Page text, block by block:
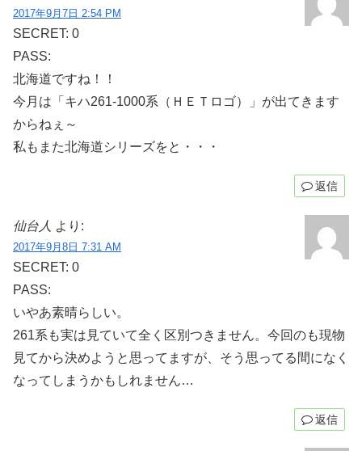
2017年9月7日 2:54 PM
SECRET: 0
PASS:
北海道ですね！！
今月は「キハ261-1000系（ＨＥＴロゴ）」が出てきます
からねぇ～
私もまた北海道シリーズをと・・・
返信
仙台人 より:
2017年9月8日 7:31 AM
SECRET: 0
PASS:
いやあ素晴らしい。
261系も実は見ていて全く区別つきません。今回のも現物
見てから決めようと思ってますが、そう思ってる間になく
なってしまうかもしれません…
返信